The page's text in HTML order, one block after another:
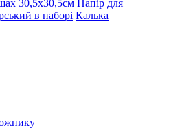
30,5х30,5см Папір для
в наборі Калька